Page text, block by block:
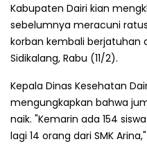
Kabupaten Dairi kian
sebelumnya meracuni
korban kembali berjatuhan
Sidikalang, Rabu (11/2).
Kepala Dinas Kesehatan
mengungkapkan bahwa
naik. "Kemarin ada 154
lagi 14 orang dari SMK